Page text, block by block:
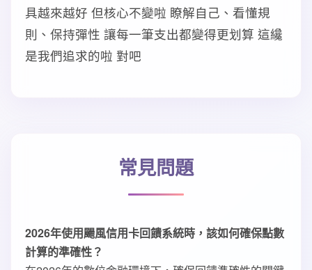
具越來越好 但核心不變啦 瞭解自己、看懂規
則、保持彈性 讓每一筆支出都變得更划算 這纔
是我們追求的啦 對吧
常見問題
2026年使用颺風信用卡回饋系統時，該如何確保點數
計算的準確性？